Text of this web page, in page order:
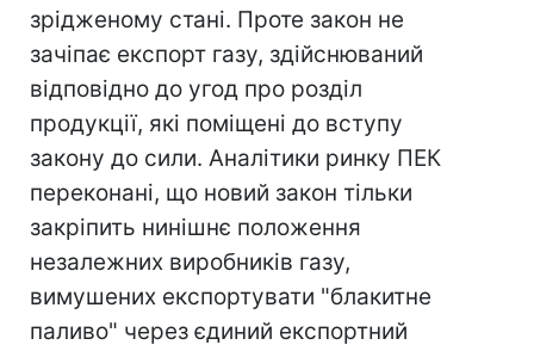
зрідженому стані. Проте закон не
зачіпає експорт газу, здійснюваний
відповідно до угод про розділ
продукції, які поміщені до вступу
закону до сили. Аналітики ринку ПЕК
переконані, що новий закон тільки
закріпить нинішнє положення
незалежних виробників газу,
вимушених експортувати "блакитне
паливо" через єдиний експортний